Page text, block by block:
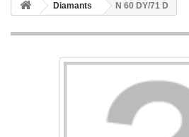
Diamants N 60 DY/71 D